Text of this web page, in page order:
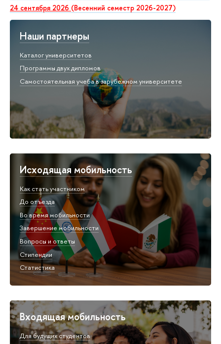
24 сентября 2026 (Весенний семестр 2026-2027)
Наши партнеры
Каталог университетов
Программы двух дипломов
Самостоятельная учеба в зарубежном университете
Исходящая мобильность
Как стать участником
До отъезда
Во время мобильности
Завершение мобильности
Вопросы и ответы
Стипендии
Статистика
Входящая мобильность
Для будущих студентов